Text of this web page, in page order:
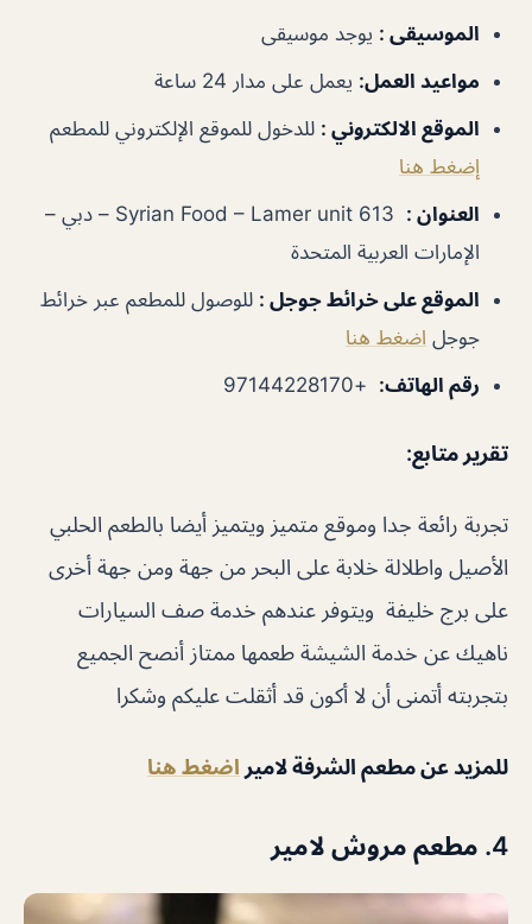
الموسيقى : يوجد موسيقى
مواعيد العمل: يعمل على مدار 24 ساعة
الموقع الالكتروني : للدخول للموقع الإلكتروني للمطعم
إضغط هنا
العنوان :
Syrian Food – Lamer unit 613 – دبي –
الإمارات العربية المتحدة
الموقع على خرائط جوجل : للوصول للمطعم عبر خرائط
جوجل اضغط هنا
رقم الهاتف:
+97144228170
تقرير متابع:
تجربة رائعة جدا وموقع متميز ويتميز أيضا بالطعم الحلبي
الأصيل واطلالة خلابة على البحر من جهة ومن جهة أخرى
على برج خليفة ويتوفر عندهم خدمة صف السيارات
ناهيك عن خدمة الشيشة طعمها ممتاز أنصح الجميع
بتجربته أتمنى أن لا أكون قد أثقلت عليكم وشكرا
للمزيد عن مطعم الشرفة لامير اضغط هنا
4. مطعم مروش لامير